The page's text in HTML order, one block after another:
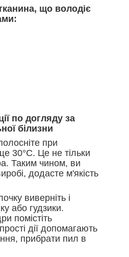
що володіє
по догляду за
білизни
при
30°С. Це не тільки
Таким чином, ви
додасте м'якість
виверніть і
або гудзики.
помістіть
дії допомагають
прибрати пил в